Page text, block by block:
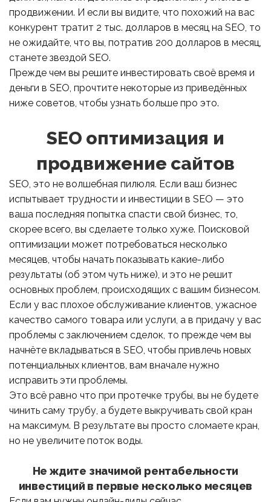
продвижении. И если вы видите, что похожий на вас
конкурент тратит 2 тыс. долларов в месяц на SEO, то
не ожидайте, что вы, потратив 200 долларов в месяц,
станете звездой SEO.
Прежде чем вы решите инвестировать своё время и
деньги в SEO, прочтите некоторые из приведённых
ниже советов, чтобы узнать больше про это.
SEO оптимизация и
продвижение сайтов
SEO, это не волшебная пилюля. Если ваш бизнес
испытывает трудности и инвестиции в SEO — это
ваша последняя попытка спасти свой бизнес, то,
скорее всего, вы сделаете только хуже. Поисковой
оптимизации может потребоваться несколько
месяцев, чтобы начать показывать какие-либо
результаты (об этом чуть ниже), и это не решит
основных проблем, происходящих с вашим бизнесом.
Если у вас плохое обслуживание клиентов, ужасное
качество самого товара или услуги, а в придачу у вас
проблемы с заключением сделок, то прежде чем вы
начнёте вкладываться в SEO, чтобы привлечь новых
потенциальных клиентов, вам вначале нужно
исправить эти проблемы.
Это всё равно что при протечке трубы, вы не будете
чинить саму трубу, а будете выкручивать свой кран
на максимум. В результате вы просто сломаете кран,
но не увеличите поток воды.
Не ждите значимой рентабельности
инвестиций в первые несколько месяцев